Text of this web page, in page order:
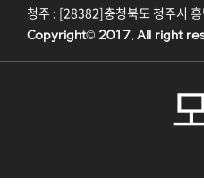
청주 : [28382]충청북도 청주시
Copyright© 2017. All right